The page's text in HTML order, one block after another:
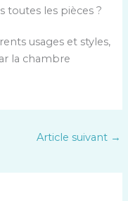
toutes les pièces ?
usages et styles,
la chambre
Article suivant →